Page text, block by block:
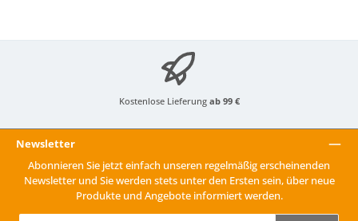
Kostenlose Lieferung ab 99 €
Newsletter
Abonnieren Sie jetzt einfach unseren regelmäßig erscheinenden
Newsletter und Sie werden stets unter den Ersten sein, über neue
Produkte und Angebote informiert werden.